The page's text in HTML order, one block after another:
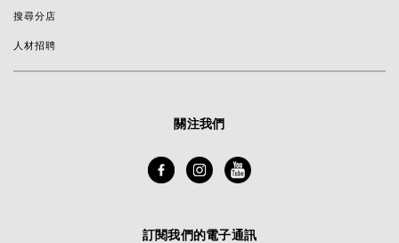
搜尋分店
人材招聘
關注我們
訂閱我們的電子通訊